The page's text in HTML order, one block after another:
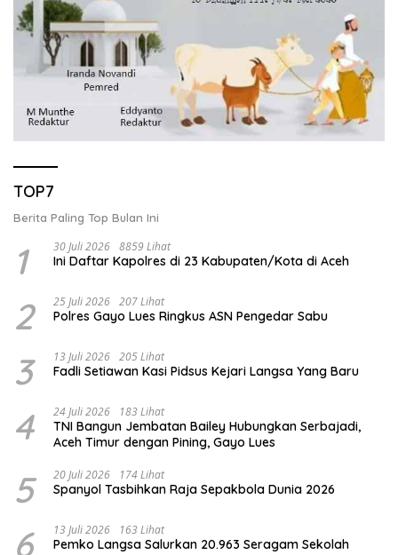
TOP7
Berita Paling Top Bulan Ini
1 30 Juli 2026 8859 Lihat
Ini Daftar Kapolres di 23 Kabupaten/Kota di Aceh
2 25 Juli 2026 207 Lihat
Polres Gayo Lues Ringkus ASN Pengedar Sabu
3 13 Juli 2026 205 Lihat
Fadli Setiawan Kasi Pidsus Kejari Langsa Yang Baru
4 24 Juli 2026 183 Lihat
TNI Bangun Jembatan Bailey Hubungkan Serbajadi,
Aceh Timur dengan Pining, Gayo Lues
5 20 Juli 2026 174 Lihat
Spanyol Tasbihkan Raja Sepakbola Dunia 2026
6 13 Juli 2026 163 Lihat
Pemko Langsa Salurkan 20.963 Seragam Sekolah